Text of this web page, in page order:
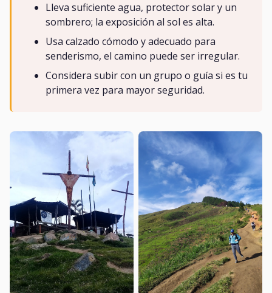
Lleva suficiente agua, protector solar y un
sombrero; la exposición al sol es alta.
Usa calzado cómodo y adecuado para
senderismo, el camino puede ser irregular.
Considera subir con un grupo o guía si es tu
primera vez para mayor seguridad.